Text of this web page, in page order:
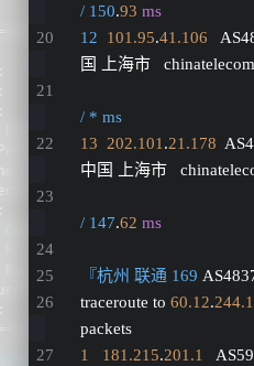
/ 150.93 ms
12
101.95.41.106
国 上海市
/ * ms
13
202.101 .21.178
中国 上海市
/ 147.62 ms
『杭州 联通 169
traceroute to 60.12.244.1
packets
1
181.215.201.1